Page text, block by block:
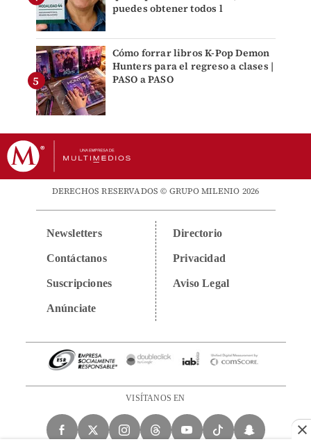
puedes obtener todos l
Cómo forrar libros K-Pop Demon
Hunters para el regreso a clases |
PASO a PASO
DERECHOS RESERVADOS © GRUPO MILENIO 2026
Newsletters
Contáctanos
Suscripciones
Anúnciate
Directorio
Privacidad
Aviso Legal
VISÍTANOS EN